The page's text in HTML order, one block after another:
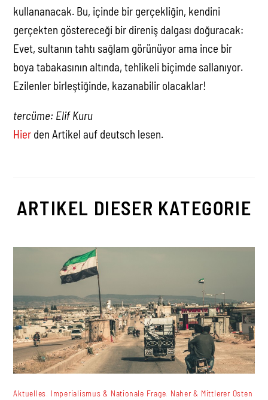
kullananacak. Bu, içinde bir gerçekliğin, kendini
gerçekten göstereceği bir direniş dalgası doğuracak:
Evet, sultanın tahtı sağlam görünüyor ama ince bir
boya tabakasının altında, tehlikeli biçimde sallanıyor.
Ezilenler birleştiğinde, kazanabilir olacaklar!
tercüme: Elif Kuru
Hier den Artikel auf deutsch lesen.
ARTIKEL DIESER KATEGORIE
Aktuelles Imperialismus & Nationale Frage Naher & Mittlerer Osten